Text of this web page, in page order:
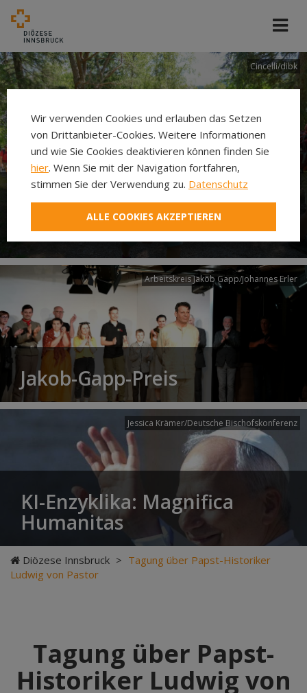
Cincelli/dibk
Neuer Pilgerweg Via
Laudato si’
Arbeitskreis Jakob Gapp/Johannes Erler
Jakob-Gapp-Preis
Jessica Krämer/Deutsche Bischofskonferenz
KI-Enzyklika: Magnifica
Humanitas
Diözese Innsbruck > Tagung über Papst-Historiker
Ludwig von Pastor
Tagung über Papst-
Historiker Ludwig von
Wir verwenden Cookies und erlauben das Setzen
von Drittanbieter-Cookies. Weitere Informationen
und wie Sie Cookies deaktivieren können finden Sie
hier. Wenn Sie mit der Navigation fortfahren,
stimmen Sie der Verwendung zu. Datenschutz
ALLE COOKIES AKZEPTIEREN